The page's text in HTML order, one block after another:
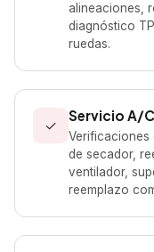
alineaciones,
diagnóstico
ruedas.
✓
Servicio A/
Verificaciones
de secador,
ventilador,
reemplazo